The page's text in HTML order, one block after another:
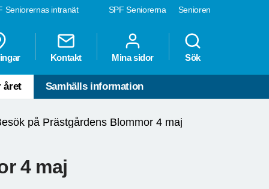
SPF Seniorerna Senioren
Seniorernas intranät
Kontakt Mina sidor Sök
året Samhälls information
på Prästgårdens Blommor 4 maj
4 maj